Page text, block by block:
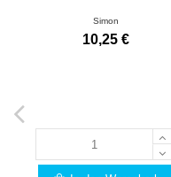
Simon
10,25 €